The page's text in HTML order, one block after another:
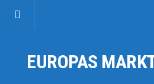
Kategorien
EUROPAS